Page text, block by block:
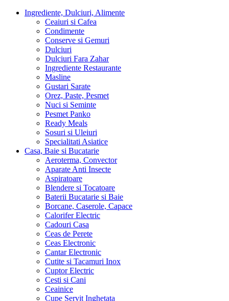
Ingrediente, Dulciuri, Alimente
Ceaiuri si Cafea
Condimente
Conserve si Gemuri
Dulciuri
Dulciuri Fara Zahar
Ingrediente Restaurante
Masline
Gustari Sarate
Orez, Paste, Pesmet
Nuci si Seminte
Pesmet Panko
Ready Meals
Sosuri si Uleiuri
Specialitati Asiatice
Casa, Baie si Bucatarie
Aeroterma, Convector
Aparate Anti Insecte
Aspiratoare
Blendere si Tocatoare
Baterii Bucatarie si Baie
Borcane, Caserole, Capace
Calorifer Electric
Cadouri Casa
Ceas de Perete
Ceas Electronic
Cantar Electronic
Cutite si Tacamuri Inox
Cuptor Electric
Cesti si Cani
Ceainice
Cupe Servit Inghetata